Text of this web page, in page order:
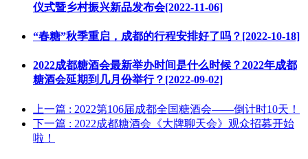
仪式暨乡村振兴新品发布会[2022-11-06]
“春糖”秋季重启，成都的行程安排好了吗？[2022-10-18]
2022成都糖酒会最新举办时间是什么时候？2022年成都
糖酒会延期到几月份举行？[2022-09-02]
上一篇 : 2022第106届成都全国糖酒会——倒计时10天！
下一篇 : 2022成都糖酒会《大牌聊天会》观众招募开始
啦！